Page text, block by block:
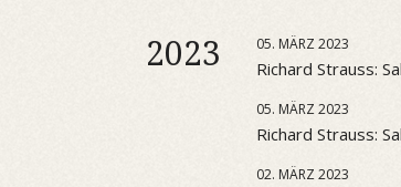
2023 05. MÄRZ 2023
Richard Strauss:
05. MÄRZ 2023
Richard Strauss:
02. MÄRZ 2023